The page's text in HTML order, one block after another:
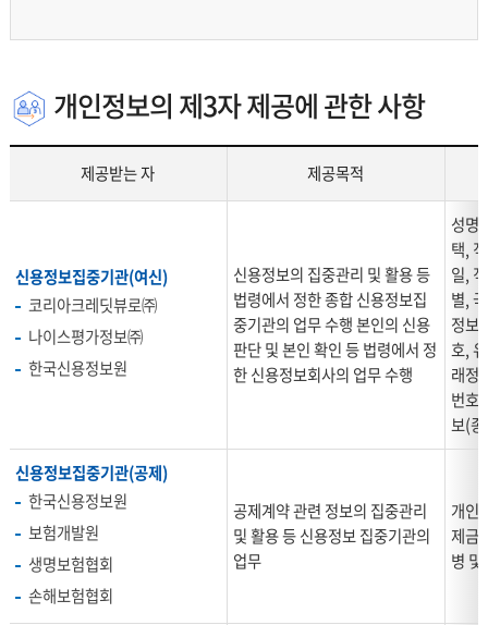
개인정보의 제3자 제공에 관한 사항
개
인
정
자
제
현
황
제공받는 자 제공목적
신용정보집중기관(여신)
코리아크레딧뷰로㈜
나이스평가정보㈜
한국신용정보원
신용정보의 집중관리 및 활용 등
법령에서 정한 종합 신용정보집
중기관의 업무 수행 본인의 신용
판단 및 본인 확인 등 법령에서 정
한 신용정보회사의 업무 수행
성명
택,
일,
별,
정보
호,
래정
번호
보(
신용정보집중기관(공제)
한국신용정보원
보험개발원
생명보험협회
손해보험협회
공제계약 관련 정보의 집중관리
및 활용 등 신용정보 집중기관의
업무
개인
제금
병 및